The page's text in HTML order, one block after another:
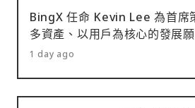
BingX 任命 Kevin Lee 為首席
多資產、以用戶為核心的發展
1 day ago